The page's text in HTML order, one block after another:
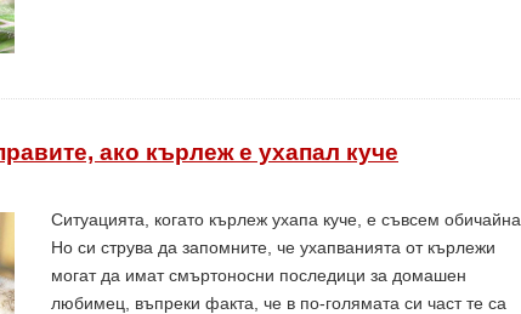
ако кърлеж е ухапал куче
Ситуацията, когато кърлеж ухапа куче, е съвсем обичайна.
Но си струва да запомните, че ухапванията от кърлежи
могат да имат смъртоносни последици за домашен
любимец, въпреки факта, че в по-голямата си част те са